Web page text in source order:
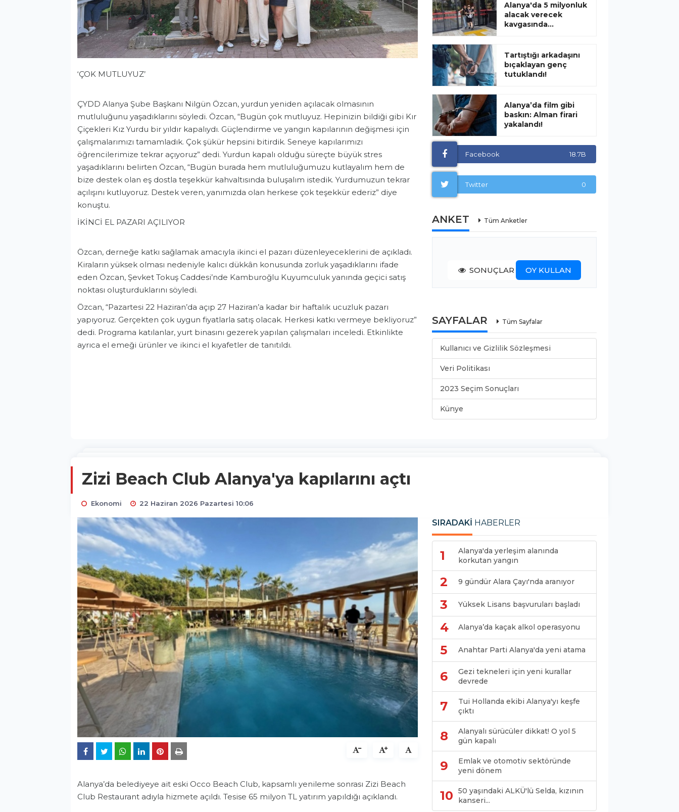
‘ÇOK MUTLUYUZ’
ÇYDD Alanya Şube Başkanı Nilgün Özcan, yurdun yeniden açılacak olmasının
mutluluğunu yaşadıklarını söyledi. Özcan, “Bugün çok mutluyuz. Hepinizin bildiği gibi Kır
Çiçekleri Kız Yurdu bir yıldır kapalıydı. Güçlendirme ve yangın kapılarının değişmesi için
çalışmalarımızı tamamladık. Çok şükür hepsini bitirdik. Seneye kapılarımızı
öğrencilerimize tekrar açıyoruz” dedi. Yurdun kapalı olduğu süreçte büyük stres
yaşadıklarını belirten Özcan, “Bugün burada hem mutluluğumuzu kutlayalım hem de
bize destek olan eş dostla teşekkür kahvaltısında buluşalım istedik. Yurdumuzun tekrar
açılışını kutluyoruz. Destek veren, yanımızda olan herkese çok teşekkür ederiz” diye
konuştu.
İKİNCİ EL PAZARI AÇILIYOR
Özcan, derneğe katkı sağlamak amacıyla ikinci el pazarı düzenleyeceklerini de açıkladı.
Kiraların yüksek olması nedeniyle kalıcı dükkân konusunda zorluk yaşadıklarını ifade
eden Özcan, Şevket Tokuş Caddesi’nde Kamburoğlu Kuyumculuk yanında geçici satış
noktası oluşturduklarını söyledi.
Özcan, “Pazartesi 22 Haziran’da açıp 27 Haziran’a kadar bir haftalık ucuzluk pazarı
yapıyoruz. Gerçekten çok uygun fiyatlarla satış olacak. Herkesi katkı vermeye bekliyoruz”
dedi. Programa katılanlar, yurt binasını gezerek yapılan çalışmaları inceledi. Etkinlikte
ayrıca el emeği ürünler ve ikinci el kıyafetler de tanıtıldı.
Alanya'da 5 milyonluk
alacak verecek
kavgasında...
Tartıştığı arkadaşını
bıçaklayan genç
tutuklandı!
Alanya’da film gibi
baskın: Alman firari
yakalandı!
Facebook 18.7B
Twitter 0
ANKET Tüm Anketler
SONUÇLAR OY KULLAN
SAYFALAR Tüm Sayfalar
Kullanıcı ve Gizlilik Sözleşmesi
Veri Politikası
2023 Seçim Sonuçları
Künye
Zizi Beach Club Alanya'ya kapılarını açtı
Ekonomi 22 Haziran 2026 Pazartesi 10:06
Alanya’da belediyeye ait eski Occo Beach Club, kapsamlı yenileme sonrası Zizi Beach
Club Restaurant adıyla hizmete açıldı. Tesise 65 milyon TL yatırım yapıldığı açıklandı.
SIRADAKİ HABERLER
1
Alanya'da yerleşim alanında
korkutan yangın
2 9 gündür Alara Çayı'nda aranıyor
3 Yüksek Lisans başvuruları başladı
4 Alanya’da kaçak alkol operasyonu
5 Anahtar Parti Alanya'da yeni atama
6
Gezi tekneleri için yeni kurallar
devrede
7
Tui Hollanda ekibi Alanya'yı keşfe
çıktı
8
Alanyalı sürücüler dikkat! O yol 5
gün kapalı
9
Emlak ve otomotiv sektöründe
yeni dönem
10
50 yaşındaki ALKÜ'lü Selda, kızının
kanseri...